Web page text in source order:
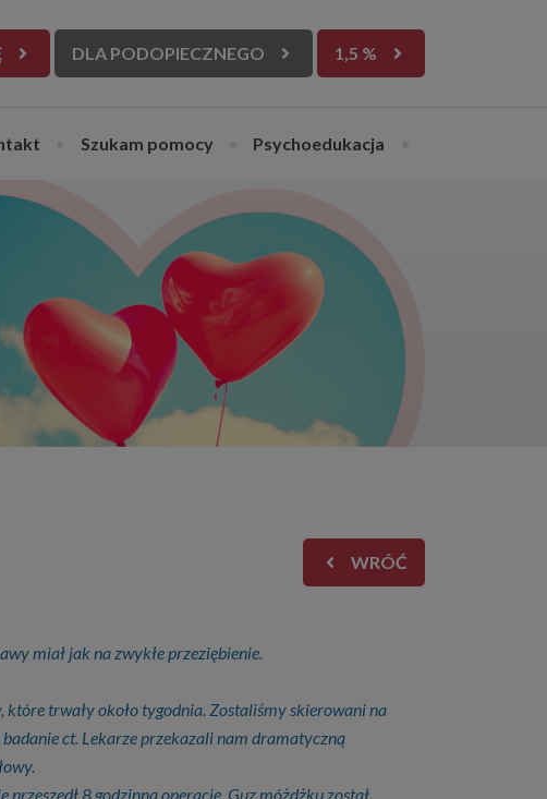
DLA PODOPIECZNEGO 1,5 %
Szukam pomocy Psychoedukacja
WRÓĆ
miał jak na zwykłe przeziębienie.
trwały około tygodnia. Zostaliśmy skierowani na
ct. Lekarze przekazali nam dramatyczną
8 godzinną operację. Guz móżdżku został